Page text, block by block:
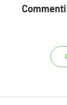
Commenti